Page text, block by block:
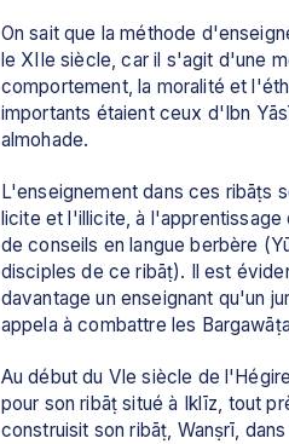
On sait que la méthode
le XIIe siècle, car il s'agit d'une
comportement, la moralité et
importants étaient ceux d'Ibn
almohade.
L'enseignement dans ces ribāṭs
licite et l'illicite, à
de conseils en langue berbère
disciples de ce ribāṭ). Il est
davantage un enseignant qu'un
appela à combattre les
Au début du VIe siècle de
pour son ribāṭ situé à Iklīz, tout
construisit son ribāṭ, Wanṣrī,